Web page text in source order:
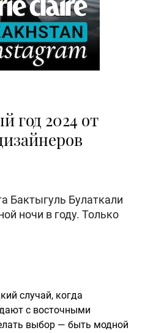
год 2024 от
Бактыгуль Булаткали
ночи в году. Только
случай, когда
с восточными
выбор — быть модной